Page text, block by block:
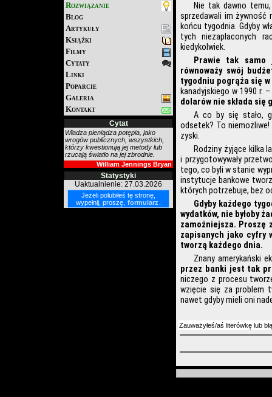
Rozwiązanie
Blog
Artykuły
Książki
Filmy
Cytaty
Linki
Poparcie
Galeria
Kontakt
Cytat
Władza pieniądza potępia, jako
wrogów publicznych, wszystkich,
którzy kwestionują jej metody lub
rzucają światło na jej zbrodnie.
William Jennings Bryan
Statystyki
Uaktualnienie: 27.03.2026
Jeżeli polubiłeś tę stronę,
wypełnij, proszę, formularz
Nie tak dawno
sprzedawali im żywność
końcu tygodnia. Gdyby
tych niezapłaconych
kiedykolwiek.
Prawie tak samo
równoważy swój
tygodniu pogrąża się
kanadyjskiego w 1990 r.
dolarów nie składa się
A co by się stało,
odsetek? To
zyski.
Rodziny żyjące kilka
i przygotowywały
tego, co byli w stanie
instytucje bankowe
których potrzebuje, bez
Gdyby każdego
wydatków, nie byłoby
zamożniejsza. Proszę
zapisanych jako cyfry
tworzą każdego dnia.
Znany amerykański
przez banki jest tak
niczego z procesu
wzięcie się za problem
nawet gdyby mieli oni
Zauważyłeś/aś literówkę lub